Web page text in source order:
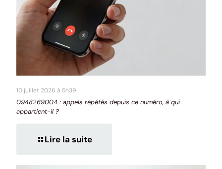
10 juillet 2026 à 5h39
0948269004 : appels répétés depuis ce numéro, à qui
appartient-il ?
Lire la suite